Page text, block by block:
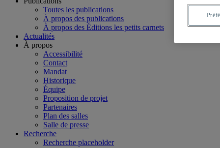
Toutes les publications
À propos des publications
À propos des Éditions les petits carnets
Actualités
À propos
Accessibilité
Contact
Mandat
Historique
Équipe
Proposition de projet
Partenaires
Plan des salles
Salle de presse
Recherche
Recherche placeholder